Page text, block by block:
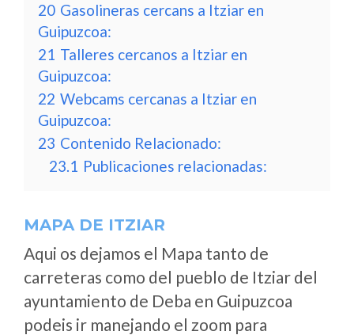
20 Gasolineras cercans a Itziar en
Guipuzcoa:
21 Talleres cercanos a Itziar en
Guipuzcoa:
22 Webcams cercanas a Itziar en
Guipuzcoa:
23 Contenido Relacionado:
23.1 Publicaciones relacionadas:
MAPA DE ITZIAR
Aqui os dejamos el Mapa tanto de
carreteras como del pueblo de Itziar del
ayuntamiento de Deba en Guipuzcoa
podeis ir manejando el zoom para